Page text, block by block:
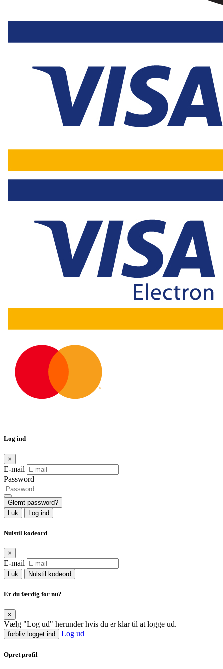
Log ind
×
E-mail
Password
Glemt password?
Luk
Log ind
Nulstil kodeord
×
E-mail
Luk Nulstil kodeord
Er du færdig for nu?
×
Vælg "Log ud" herunder hvis du er klar til at logge ud.
forbliv logget ind Log ud
Opret profil